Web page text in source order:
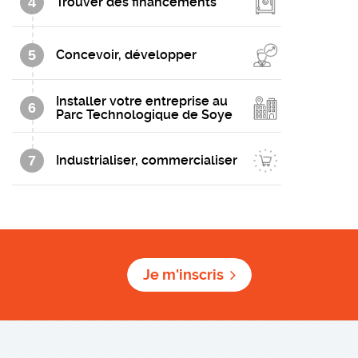
5 Concevoir, développer
6
Installer votre entreprise au
Parc Technologique de Soye
7 Industrialiser, commercialiser
Je m'inscris